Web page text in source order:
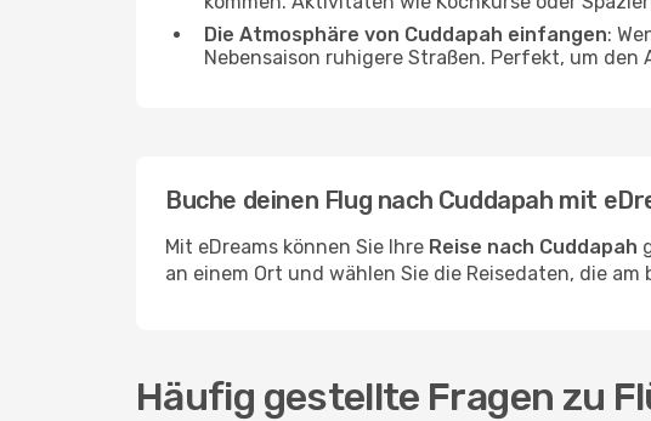
Die Atmosphäre von Cuddapah einfangen:
Nebensaison ruhigere Straßen. Perfekt, um
Buche deinen Flug nach Cuddapah mit
Mit eDreams können Sie Ihre Reise nach Cuddapah
an einem Ort und wählen Sie die Reisedaten, die
Häufig gestellte Fragen zu